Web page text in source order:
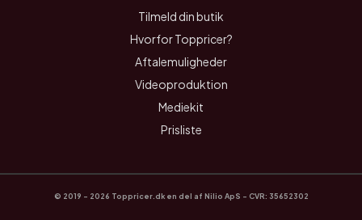
Tilmeld din butik
Hvorfor Toppricer?
Aftalemuligheder
Videoproduktion
Mediekit
Prisliste
© 2019 - 2026 Toppricer.dk en del af Nilio ApS - CVR: 35652302